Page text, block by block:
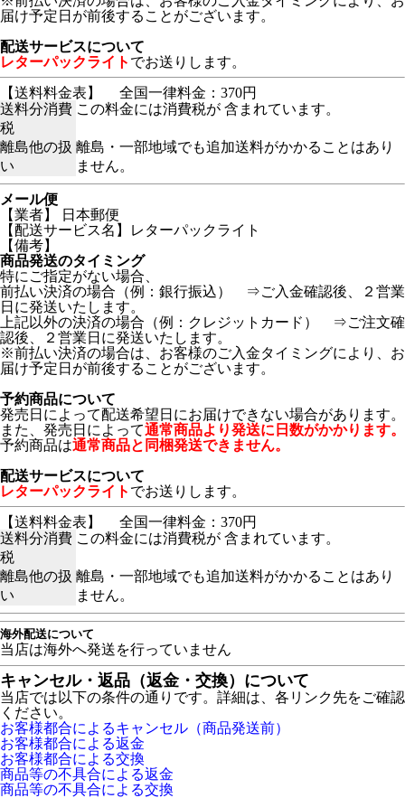
届け予定日が前後することがございます。
配送サービスについて
レターパックライト でお送りします。
【送料料金表】
全国一律料金：370円
送料分消費
税
この料金には消費税が 含まれています。
離島他の扱
い
離島・一部地域でも追加送料がかかることはあり
ません。
メール便
【業者】 日本郵便
【配送サービス名】レターパックライト
【備考】
商品発送のタイミング
特にご指定がない場合、
前払い決済の場合（例：銀行振込） ⇒ご入金確認後、２営業
日に発送いたします。
上記以外の決済の場合（例：クレジットカード） ⇒ご注文確
認後、２営業日に発送いたします。
※前払い決済の場合は、お客様のご入金タイミングにより、お
届け予定日が前後することがございます。
予約商品について
発売日によって配送希望日にお届けできない場合があります。
また、発売日によって通常商品より発送に日数がかかります。
予約商品は通常商品と同梱発送できません。
配送サービスについて
レターパックライト でお送りします。
【送料料金表】
全国一律料金：370円
送料分消費
税
この料金には消費税が 含まれています。
離島他の扱
い
離島・一部地域でも追加送料がかかることはあり
ません。
海外配送について
当店は海外へ発送を行っていません
キャンセル・返品（返金・交換）について
当店では以下の条件の通りです。詳細は、各リンク先をご確認
ください。
お客様都合によるキャンセル（商品発送前）
お客様都合による返金
お客様都合による交換
商品等の不具合による返金
商品等の不具合による交換